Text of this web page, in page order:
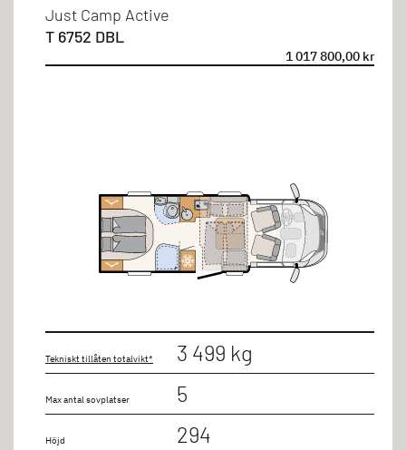
Sovplatser
Enkelsäng på längden
Queensäng
Sittgrupp
Taksäng
Just Camp Active
T 6752 DBL
1 017 800,00 kr
Tekniskt tillåten totalvikt* 3 499 kg
Max antal sovplatser 5
Höjd 294